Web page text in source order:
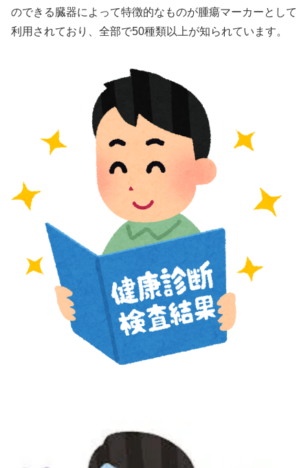
のできる臓器によって特徴的なものが腫瘍マーカーとして
利用されており、全部で50種類以上が知られています。